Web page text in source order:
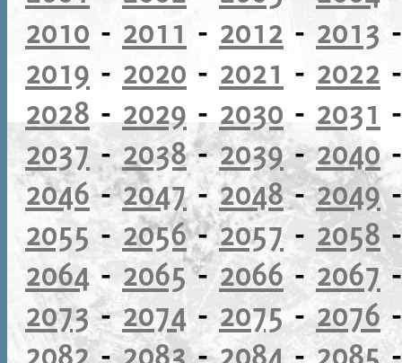
2010 - 2011 - 2012 - 2013
2019 - 2020 - 2021 - 2022
2028 - 2029 - 2030 - 2031
2037 - 2038-2039-2040
2046-2047- 2048-2049
2055 - 2056-2057 - 2058
2064 - 2065-2066-2067
2073-2074 - 2075-2076
2082-2083-2084-2085